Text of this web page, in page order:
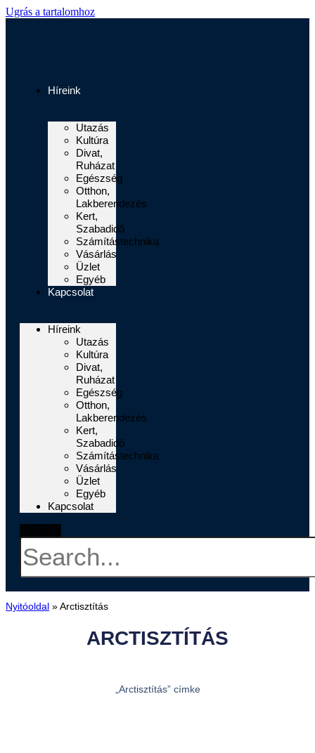
Ugrás a tartalomhoz
Híreink
Utazás
Kultúra
Divat,
Ruházat
Egészség
Otthon,
Lakberendezés
Kert,
Szabadidő
Számítástechnika
Vásárlás
Üzlet
Egyéb
Kapcsolat
Híreink
Utazás
Kultúra
Divat,
Ruházat
Egészség
Otthon,
Lakberendezés
Kert,
Szabadidő
Számítástechnika
Vásárlás
Üzlet
Egyéb
Kapcsolat
Nyitóoldal »Arctisztítás
ARCTISZTÍTÁS
„Arctisztítás” címke